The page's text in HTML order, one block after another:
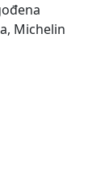
Michelin